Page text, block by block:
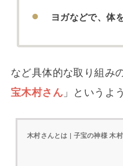
ヨガなどで、体
など具体的な取り組み
宝木村さん 」というよ
木村さんとは | 子宝の神様